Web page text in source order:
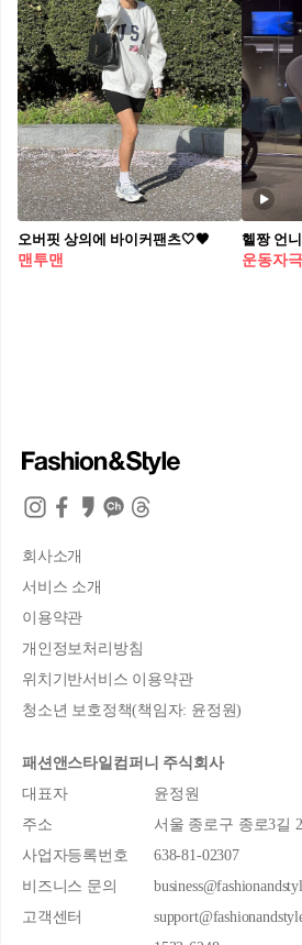
오버핏 상의에 바이커팬츠🤍🖤
맨투맨
운동자극
회사소개
서비스 소개
이용약관
개인정보처리방침
위치기반서비스 이용약관
청소년 보호정책(책임자: 윤정원)
패션앤스타일컴퍼니 주식회사
대표자
윤정원
주소
서울 종로구 종로3길
사업자등록번호
638-81-02307
비즈니스 문의
고객센터